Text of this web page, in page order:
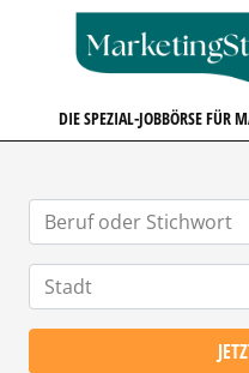
DIE SPEZIAL-JOBBÖRSE FÜR